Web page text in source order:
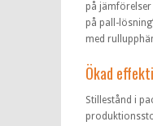
på
på pall-
med
Ökad
Stillestånd i